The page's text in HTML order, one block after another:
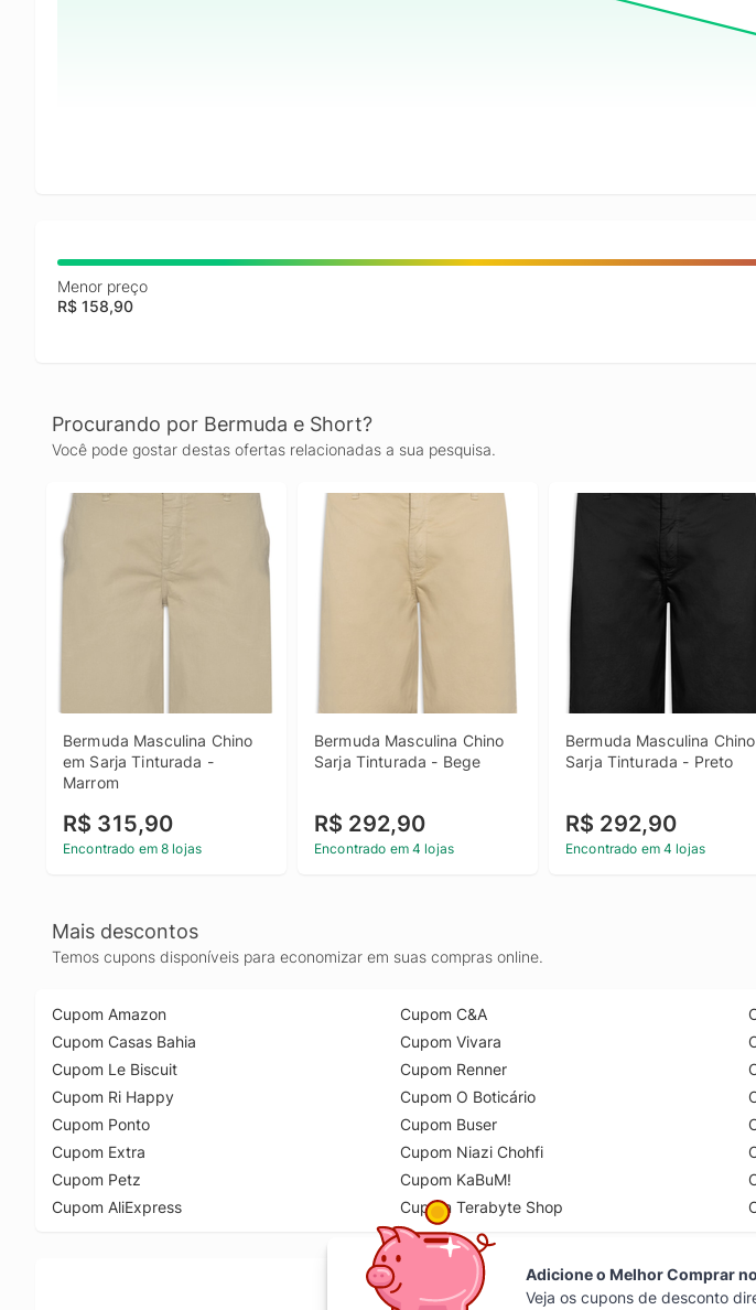
Menor preço
R$ 158,90
Procurando por Bermuda e Short?
Você pode gostar destas ofertas relacionadas a sua pesquisa.
Bermuda Masculina Chino
em Sarja Tinturada -
Marrom
R$ 315,90
Encontrado em 8 lojas
Bermuda Masculina Chino
Sarja Tinturada - Bege
R$ 292,90
Encontrado em 4 lojas
Bermuda Masculina Chino
Sarja Tinturada - Preto
R$ 292,90
Encontrado em 4 lojas
Mais descontos
Temos cupons disponíveis para economizar em suas compras online.
Cupom Amazon
Cupom Casas Bahia
Cupom Le Biscuit
Cupom Ri Happy
Cupom Ponto
Cupom Extra
Cupom Petz
Cupom AliExpress
Cupom C&A
Cupom Vivara
Cupom Renner
Cupom O Boticário
Cupom Buser
Cupom Niazi Chohfi
Cupom KaBuM!
Cupom Terabyte Shop
Adicione o Melhor Comprar
Veja os cupons de desconto